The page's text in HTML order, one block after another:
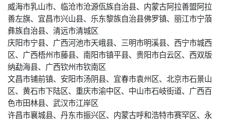
威海市乳山市、临沧市沧源佤族自治县、内蒙古阿拉善盟阿拉
善左旗、宜昌市兴山县、乐东黎族自治县佛罗镇、丽江市宁蒗
彝族自治县、清远市清城区
庆阳市宁县、广西河池市天峨县、三明市明溪县、西宁市城西
区、广西梧州市藤县、南阳市镇平县、贵阳市白云区、西双版
纳勐海县、广西钦州市钦南区
文昌市铺前镇、安阳市汤阴县、宜春市袁州区、北京市石景山
区、黄石市下陆区、重庆市渝中区、中山市石岐街道、广西百
色市田林县、武汉市江岸区
许昌市襄城县、丹东市振兴区、内蒙古呼和浩特市赛罕区、永